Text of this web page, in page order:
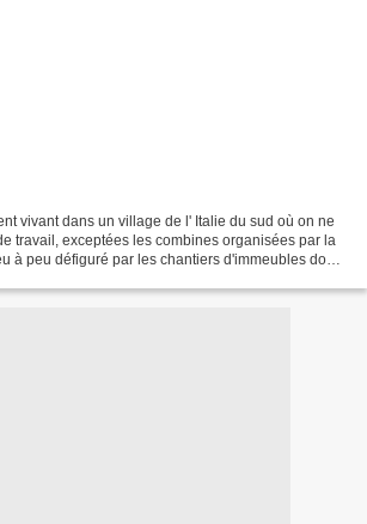
vivant dans un village de l' Italie du sud où on ne
travail, exceptées les combines organisées par la
à peu défiguré par les chantiers d'immeubles dont